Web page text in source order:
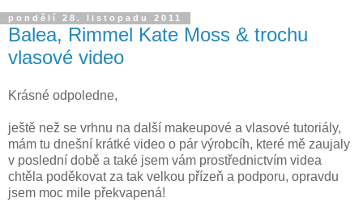
pondělí 28. listopadu 2011
Balea, Rimmel Kate Moss & trochu
vlasové video
Krásné odpoledne,
ještě než se vrhnu na další makeupové a vlasové tutoriály,
mám tu dnešní krátké video o pár výrobcíh, které mě zaujaly
v poslední době a také jsem vám prostřednictvím videa
chtěla poděkovat za tak velkou přízeň a podporu, opravdu
jsem moc mile překvapená!